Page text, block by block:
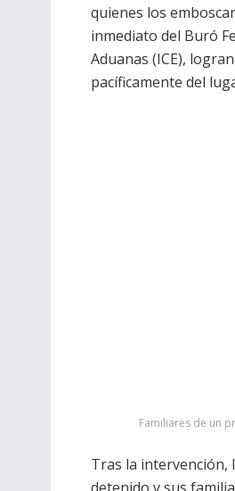
quienes los
inmediato del Buró
Aduanas (ICE),
pacíficamente del
Familiares de un
Tras la